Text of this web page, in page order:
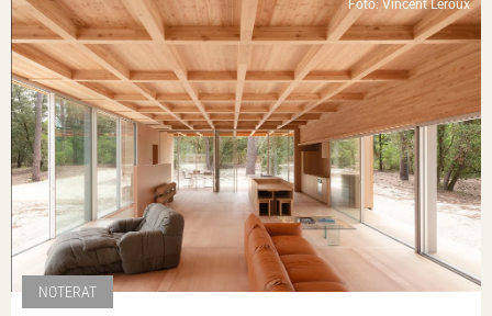
Foto: Vincent Leroux
NOTERAT